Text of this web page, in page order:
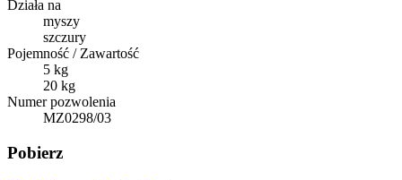
Działa na
myszy
szczury
Pojemność / Zawartość
5 kg
20 kg
Numer pozwolenia
MZ0298/03
Pobierz